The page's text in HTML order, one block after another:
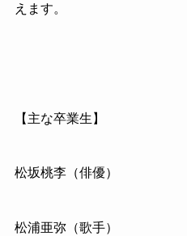
えます。
【主な卒業生】
松坂桃李（俳優）
松浦亜弥（歌手）